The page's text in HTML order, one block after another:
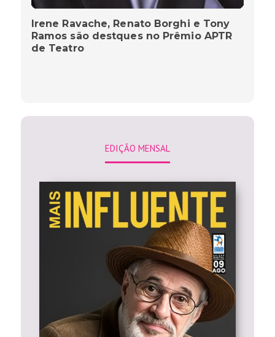
Irene Ravache, Renato Borghi e Tony
Ramos são destques no Prêmio APTR
de Teatro
EDIÇÃO MENSAL